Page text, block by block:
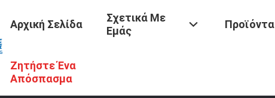
Αρχική Σελίδα
Σχετικά Με
Εμάς
Προϊόντα
Ζητήστε Ένα
Απόσπασμα
/ Τσάντες Τσιμέντου PP